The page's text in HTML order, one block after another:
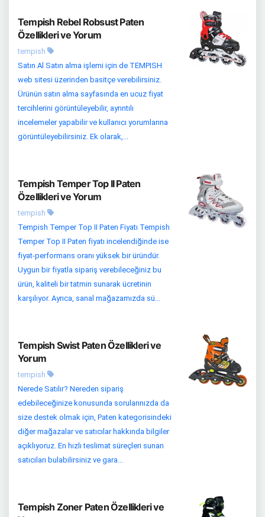
Tempish Rebel Robsust Paten
Özellikleri ve Yorum
tempish
Satın Al Satın alma işlemi için de TEMPISH
web sitesi üzerinden basitçe verebilirsiniz.
Ürünün satın alma sayfasında en ucuz fiyat
tercihlerini görüntüleyebilir, ayrıntılı
incelemeler yapabilir ve kullanıcı yorumlarına
görüntüleyebilirsiniz. Ek olarak,...
Tempish Temper Top II Paten
Özellikleri ve Yorum
tempish
Tempish Temper Top II Paten Fiyatı Tempish
Temper Top II Paten fiyatı incelendiğinde ise
fiyat-performans oranı yüksek bir üründür.
Uygun bir fiyatla sipariş verebileceğiniz bu
ürün, kaliteli bir tatmin sunarak ücretinin
karşılıyor. Ayrıca, sanal mağazamızda sü...
Tempish Swist Paten Özellikleri ve
Yorum
tempish
Nerede Satılır? Nereden sipariş
edebileceğinize konusunda sorularınızda da
size destek olmak için, Paten kategorisindeki
diğer mağazalar ve satıcılar hakkında bilgiler
açıklıyoruz. En hızlı teslimat süreçleri sunan
satıcıları bulabilirsiniz ve gara...
Tempish Zoner Paten Özellikleri ve